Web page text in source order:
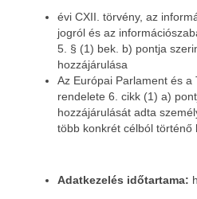
évi CXII. törvény, az
jogról és az
5. § (1) bek. b) pontja
hozzájárulása
Az Európai Parlament és a
rendelete 6. cikk (1) a)
hozzájárulását adta
több konkrét célból történő
Adatkezelés időtartama: